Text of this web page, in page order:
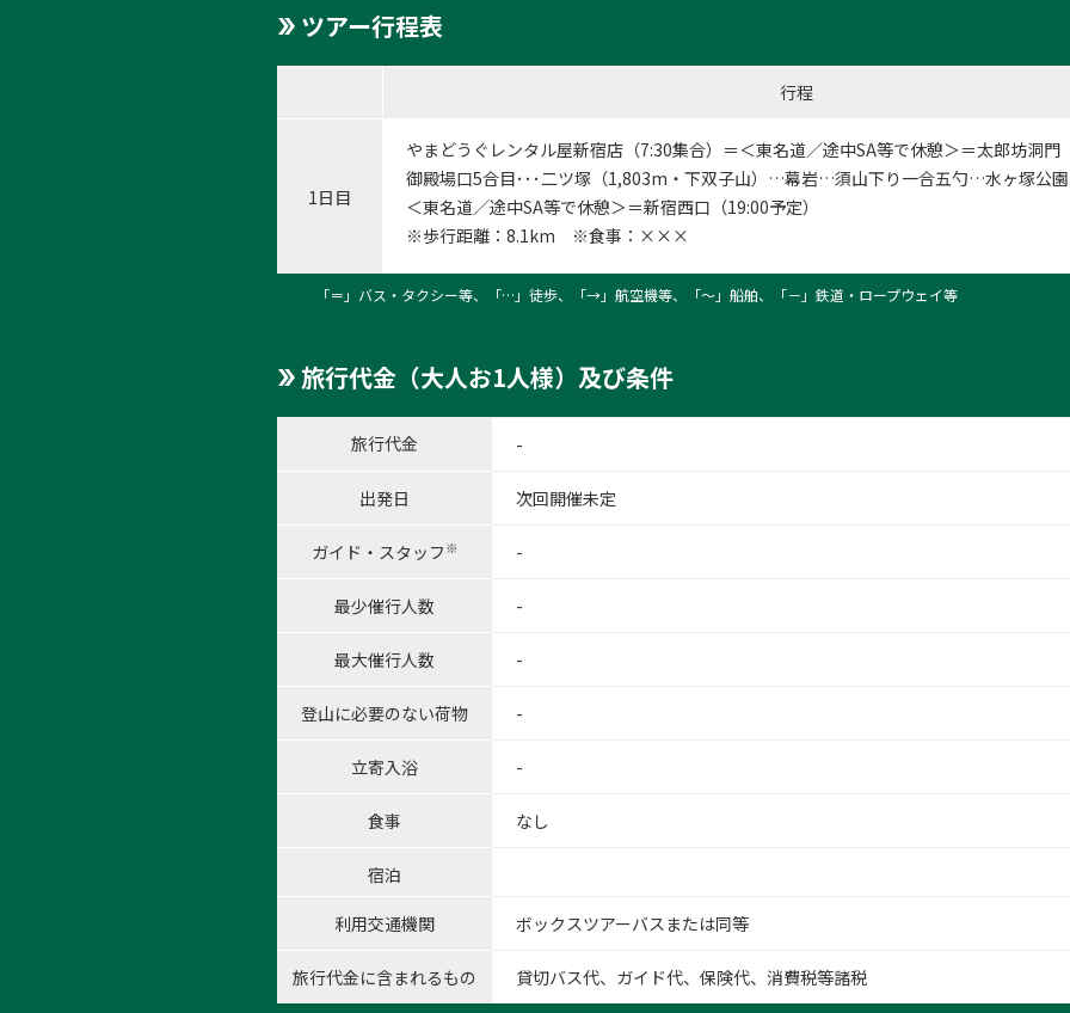
ツアー行程表
行程
1日目
やまどうぐレンタル屋新宿店 （7:30集合）＝＜東名道／途中SA等で休憩＞＝太郎坊洞
御殿場口5合目･･･二ツ塚（1,803m・下双子山）…幕岩…須山下り一合五勺…水ヶ塚公
＜東名道／途中SA等で休憩＞＝新宿西口（19:00予定）
※歩行距離：8.1km ※食事：×××
「＝」バス・タクシー等、「…」徒歩、「→」航空機等、「〜」船舶、「－」鉄道・ロープウェイ等
旅行代金（大人お1人様）及び条件
旅行代金 -
出発日 次回開催未定
ガイド・スタッフ ※ -
最少催行人数 -
最大催行人数 -
登山に必要のない荷物 -
立寄入浴 -
食事 なし
宿泊
利用交通機関 ボックスツアーバスまたは同等
旅行代金に含まれるもの 貸切バス代、ガイド代、保険代、消費税等諸税